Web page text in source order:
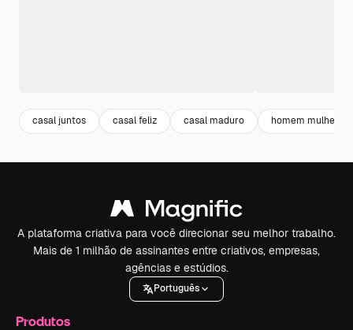
casal juntos casal feliz casal maduro homem mulher
A plataforma criativa para você direcionar seu melhor trabalho.
Mais de 1 milhão de assinantes entre criativos, empresas,
agências e estúdios.
Português
Produtos